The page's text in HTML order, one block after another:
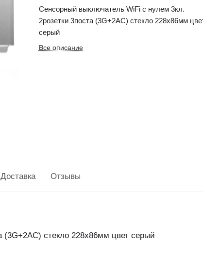
Сенсорный выключатель WiFi с нулем 3кл.
2розетки 3поста (3G+2AC) стекло 228х86мм
серый
Все описание
Доставка Отзывы
стекло 228х86мм цвет серый